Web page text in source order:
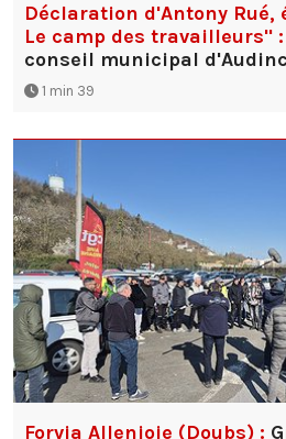
Déclaration d'Antony Rué,
Le camp des travailleurs" :
conseil municipal
1 min 39
Forvia Allenjoie (Doubs) :